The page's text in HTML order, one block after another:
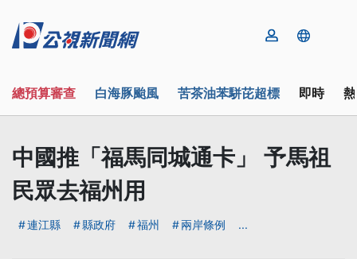
總預算審查 白海豚颱風 苦茶油苯駢芘超標 即時
中國推「福馬同城通卡」 予馬祖
民眾去福州用
連江縣 縣政府 福州 兩岸條例 ...